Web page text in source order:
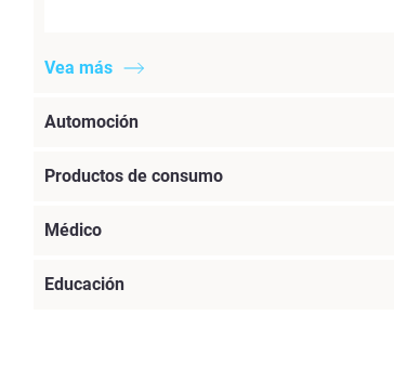
Vea más
Automoción
Productos de consumo
Médico
Educación